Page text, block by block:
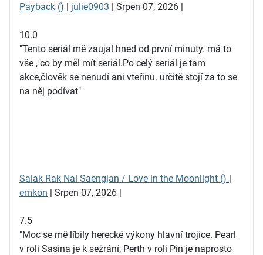
Payback () | julie0903 | Srpen 07, 2026 |
10.0
"Tento seriál mě zaujal hned od první minuty. má to
vše , co by měl mít seriál.Po celý seriál je tam
akce,člověk se nenudí ani vteřinu. určitě stojí za to se
na něj podívat"
Salak Rak Nai Saengjan / Love in the Moonlight () |
emkon | Srpen 07, 2026 |
7.5
"Moc se mě líbily herecké výkony hlavní trojice. Pearl
v roli Sasina je k sežrání, Perth v roli Pin je naprosto